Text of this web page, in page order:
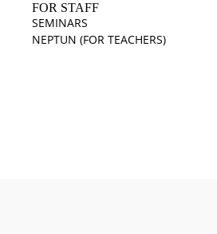
FOR STAFF
SEMINARS
NEPTUN (FOR TEACHERS)